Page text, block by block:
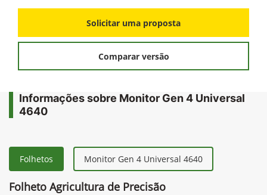
Solicitar uma proposta
Comparar versão
Informações sobre Monitor Gen 4 Universal
4640
Folhetos Monitor Gen 4 Universal 4640
Folheto Agricultura de Precisão